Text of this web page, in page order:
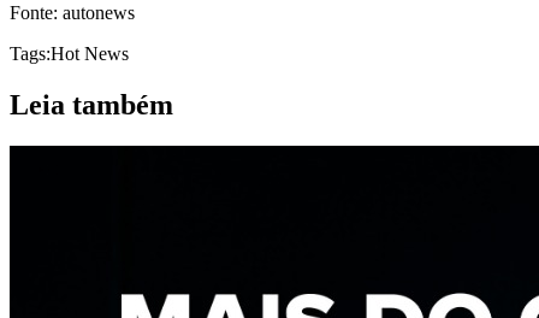
Fonte: autonews
Tags:Hot News
Leia também